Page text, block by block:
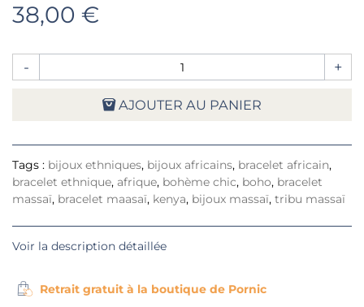
38,00 €
- +
AJOUTER AU PANIER
Tags : bijoux ethniques, bijoux africains, bracelet africain,
bracelet ethnique, afrique, bohème chic, boho, bracelet
massaï, bracelet maasaï, kenya, bijoux massaï, tribu massaï
Voir la description détaillée
Retrait gratuit à la boutique de Pornic